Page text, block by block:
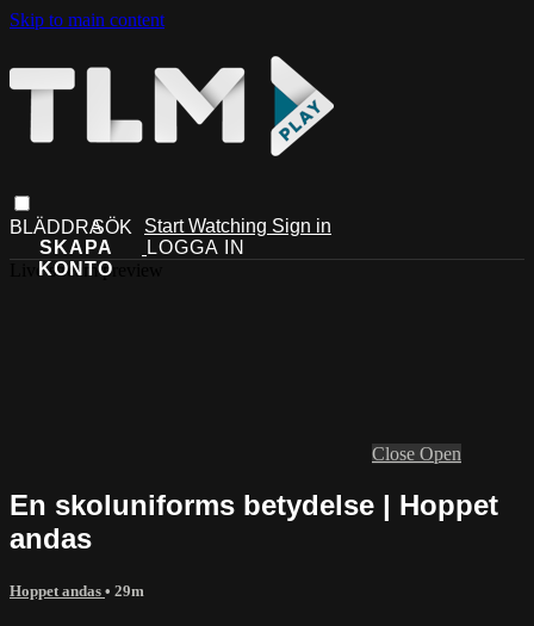
Skip to main content
Start Watching Sign in
Live stream preview
Close Open
En skoluniforms betydelse | Hoppet
andas
Hoppet andas • 29m